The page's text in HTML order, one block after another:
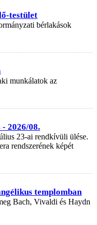
testület
bérlakások
munkálatok az
2026/08.
23-ai rendkívüli ülése.
rendszerének képét
templomban
Bach, Vivaldi és Haydn